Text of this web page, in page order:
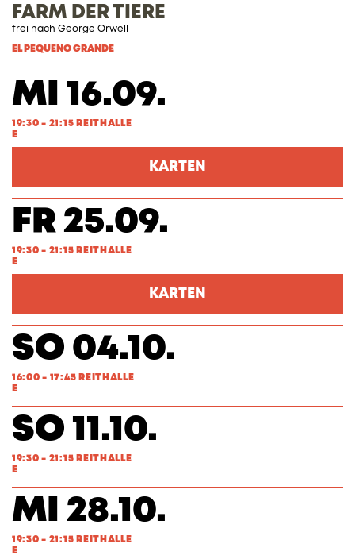
FARM DER TIERE
frei nach George Orwell
EL PEQUENO GRANDE
MI 16.09.
19:30 - 21:15 REITHALLE
E
KARTEN
FR 25.09.
19:30 - 21:15 REITHALLE
E
KARTEN
SO 04.10.
16:00 - 17:45 REITHALLE
E
SO 11.10.
19:30 - 21:15 REITHALLE
E
MI 28.10.
19:30 - 21:15 REITHALLE
E